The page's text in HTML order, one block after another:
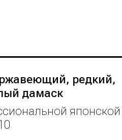
редкий,
дамаск
японской